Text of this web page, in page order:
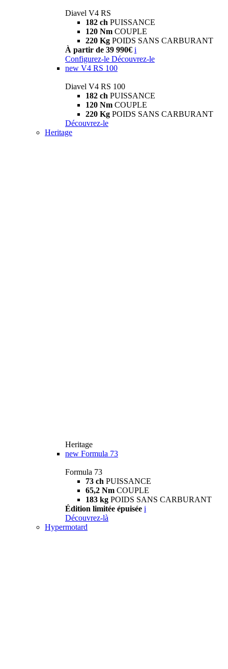
Diavel V4 RS
182 ch PUISSANCE
120 Nm COUPLE
220 Kg POIDS SANS CARBURANT
À partir de 39 990€ i
Configurez-le Découvrez-le
new V4 RS 100
Diavel V4 RS 100
182 ch PUISSANCE
120 Nm COUPLE
220 Kg POIDS SANS CARBURANT
Découvrez-le
Heritage
Heritage
new Formula 73
Formula 73
73 ch PUISSANCE
65,2 Nm COUPLE
183 kg POIDS SANS CARBURANT
Édition limitée épuisée i
Découvrez-là
Hypermotard